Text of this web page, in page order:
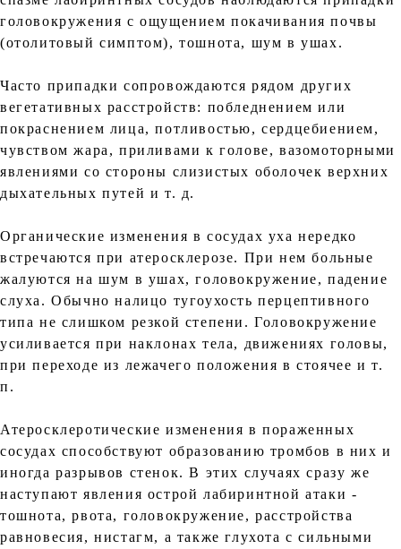
головокружения с ощущением покачивания почвы
(отолитовый симптом), тошнота, шум в ушах.
Часто припадки сопровождаются рядом других
вегетативных расстройств: побледнением или
покраснением лица, потливостью, сердцебиением,
чувством жара, приливами к голове, вазомоторными
явлениями со стороны слизистых оболочек верхних
дыхательных путей и т. д.
Органические изменения в сосудах уха нередко
встречаются при атеросклерозе. При нем больные
жалуются на шум в ушах, головокружение, падение
слуха. Обычно налицо тугоухость перцептивного
типа не слишком резкой степени. Головокружение
усиливается при наклонах тела, движениях головы,
при переходе из лежачего положения в стоячее и т.
п.
Атеросклеротические изменения в пораженных
сосудах способствуют образованию тромбов в них и
иногда разрывов стенок. В этих случаях сразу же
наступают явления острой лабиринтной атаки -
тошнота, рвота, головокружение, расстройства
равновесия, нистагм, а также глухота с сильными